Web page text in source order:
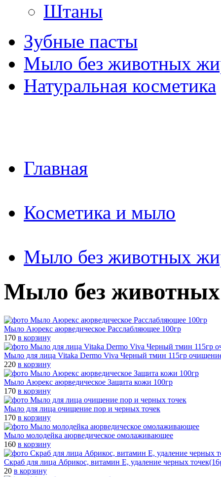
Штаны
Зубные пасты
Мыло без животных
Натуральная косметика
Главная
Косметика и мыло
Мыло без животных
Мыло без
Мыло Аюрекс аюрведическое Расслабляющее 100гр
170 в корзину
Мыло для лица Vitaka Dermo Viva Черный тмин 115гр
220 в корзину
Мыло Аюрекс аюрведическое Защита кожи 100гр
170 в корзину
Мыло для лица очищение пор и черных точек
170 в корзину
Мыло молодейка аюрведическое омолаживающее
160 в корзину
Скраб для лица Абрикос, витамин Е, удаление черных
20 в корзину